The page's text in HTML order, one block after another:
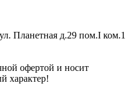
Планетная д.29 пом.I ком.1
офертой и носит
характер!